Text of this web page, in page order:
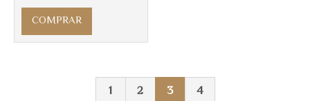
COMPRAR
1 2 3 4